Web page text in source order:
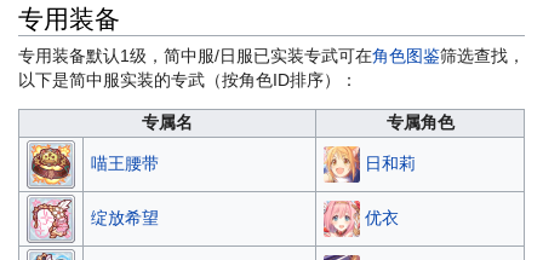
专用装备
专用装备默认1级，简中服/日服已实装专武可在角色图鉴筛选查找，
以下是简中服实装的专武（按角色ID排序）：
专属名 专属角色
喵王腰带 日和莉
绽放希望 优衣